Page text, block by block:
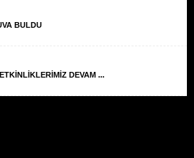
BULDU
DEVAM ...